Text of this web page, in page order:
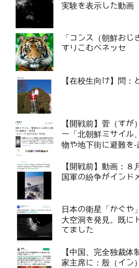
実験を表示した動画
「コンス（朝鮮おじ
すりこむベネッセ
【在校生向け】問：
【開戦前】菅（すが
ー「北朝鮮ミサイル
物や地下街に避難を-
【開戦前】動画：
国軍の紛争がインド
日本の衛星「かぐや
大空洞を発見。既に
てました
【中国、完全独裁体
家主席に：殷（イ